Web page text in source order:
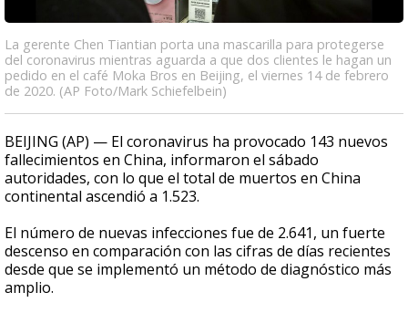
La gerente Chen Tiantian porta una mascarilla para protegerse
del coronavirus mientras aguarda a que dos clientes le hagan un
pedido en el café Moka Bros en Beijing, el viernes 14 de febrero
de 2020. (AP Foto/Mark Schiefelbein)
BEIJING (AP) — El coronavirus ha provocado 143 nuevos
fallecimientos en China, informaron el sábado
autoridades, con lo que el total de muertos en China
continental ascendió a 1.523.
El número de nuevas infecciones fue de 2.641, un fuerte
descenso en comparación con las cifras de días recientes
desde que se implementó un método de diagnóstico más
amplio.